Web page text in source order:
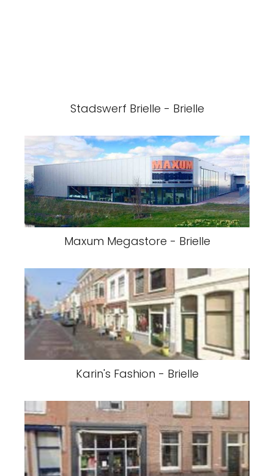
Stadswerf Brielle - Brielle
Maxum Megastore - Brielle
Karin's Fashion - Brielle